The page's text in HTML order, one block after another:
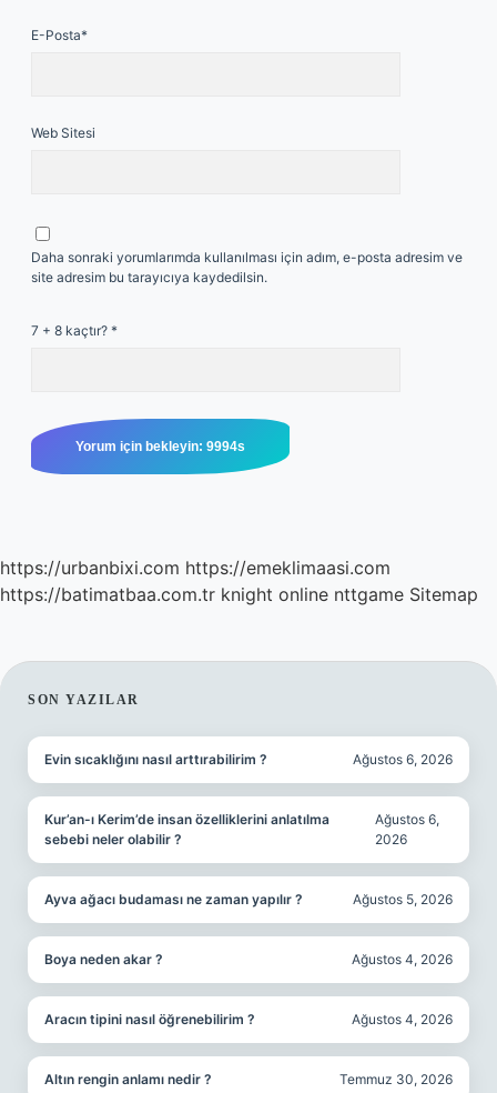
E-Posta*
Web Sitesi
Daha sonraki yorumlarımda kullanılması için adım, e-posta adresim ve
site adresim bu tarayıcıya kaydedilsin.
7 + 8 kaçtır? *
https://urbanbixi.com https://emeklimaasi.com
https://batimatbaa.com.tr knight online nttgame Sitemap
SIDEBAR
SON YAZILAR
Evin sıcaklığını nasıl arttırabilirim ? Ağustos 6, 2026
Kur’an-ı Kerim’de insan özelliklerini anlatılma
sebebi neler olabilir ?
Ağustos 6,
2026
Ayva ağacı budaması ne zaman yapılır ? Ağustos 5, 2026
Boya neden akar ? Ağustos 4, 2026
Aracın tipini nasıl öğrenebilirim ? Ağustos 4, 2026
Altın rengin anlamı nedir ? Temmuz 30, 2026